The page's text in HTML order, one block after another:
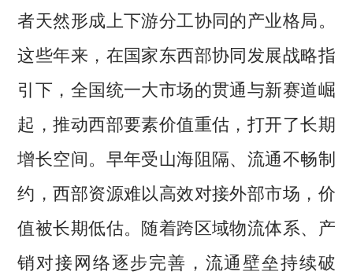
者天然形成上下游分工协同的产业格局。
这些年来，在国家东西部协同发展战略指
引下，全国统一大市场的贯通与新赛道崛
起，推动西部要素价值重估，打开了长期
增长空间。早年受山海阻隔、流通不畅制
约，西部资源难以高效对接外部市场，价
值被长期低估。随着跨区域物流体系、产
销对接网络逐步完善，流通壁垒持续破